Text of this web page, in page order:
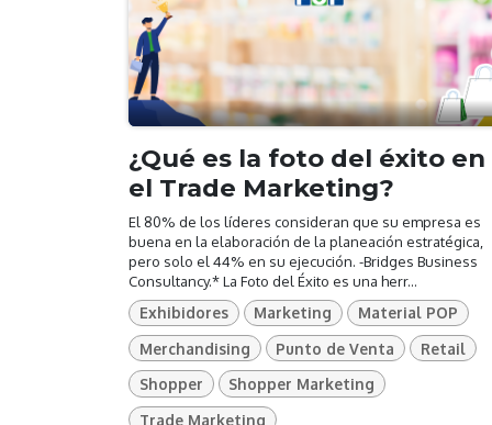
¿Qué es la foto del éxito en
el Trade Marketing?
El 80% de los líderes consideran que su empresa es
buena en la elaboración de la planeación estratégica,
pero solo el 44% en su ejecución. -Bridges Business
Consultancy.* La Foto del Éxito es una herr...
Exhibidores Marketing
Material POP
Merchandising
Punto de Venta
Retail
Shopper
Shopper Marketing
Trade Marketing